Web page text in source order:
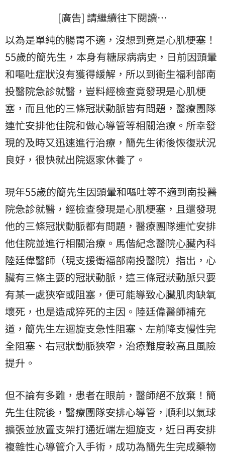
[廣告] 請繼續往下閱讀…
以為是單純的腸胃不適，沒想到竟是心肌梗塞！
55歲的簡先生，本身有糖尿病病史，日前因頭暈
和嘔吐症狀沒有獲得緩解，所以到衛生福利部南
投醫院急診就醫，豈料經檢查竟發現是心肌梗
塞，而且他的三條冠狀動脈皆有問題，醫療團隊
連忙安排他住院和做心導管等相關治療。所幸發
現的及時又迅速進行治療，簡先生術後恢復狀況
良好，很快就出院返家休養了。
現年55歲的簡先生因頭暈和嘔吐等不適到南投醫
院急診就醫，經檢查發現是心肌梗塞，且還發現
他的三條冠狀動脈都有問題，醫療團隊連忙安排
他住院並進行相關治療。馬偕紀念醫院心臟內科
陸廷偉醫師（現支援衛福部南投醫院）指出，心
臟有三條主要的冠狀動脈，這三條冠狀動脈只要
有某一處狹窄或阻塞，便可能導致心臟肌肉缺氧
壞死，也是造成猝死的主因。陸廷偉醫師補充
道，簡先生左迴旋支急性阻塞、左前降支慢性完
全阻塞、右冠狀動脈狹窄，治療難度較高且風險
提升。
但不論有多難，患者在眼前，醫師絕不放棄！簡
先生住院後，醫療團隊安排心導管，順利以氣球
擴張並放置支架打通近端左迴旋支，近日再安排
複雜性心導管介入手術，成功為簡先生完成藥物